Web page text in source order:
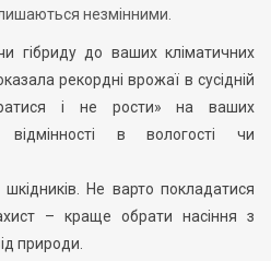
незмінними.
гібриду до ваших кліматичних
рекордні врожаї в сусідній
і не рости» на ваших
в вологості чи
шкідників. Не варто покладатися
– краще обрати насіння з
природи.